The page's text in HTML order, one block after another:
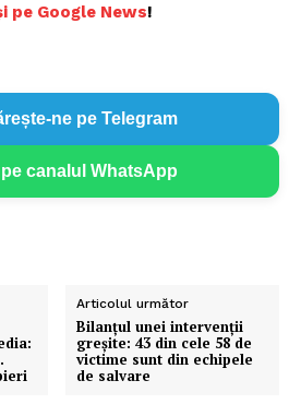
pe Google News!
ne pe Telegram
pe canalul WhatsApp
Articolul următor
Bilanțul unei intervenții
greșite: 43 din cele 58 de
victime sunt din echipele
de salvare